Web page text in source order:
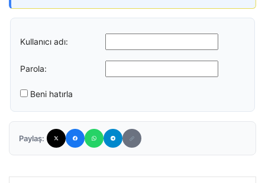
Kullanıcı adı:
Parola:
Beni hatırla
Paylaş: